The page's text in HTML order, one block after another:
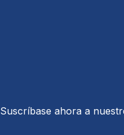
Suscríbase ahora a